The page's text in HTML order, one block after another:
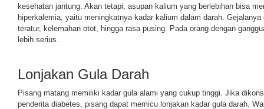
kesehatan jantung. Akan tetapi, asupan kalium yang berlebihan bisa
hiperkalemia, yaitu meningkatnya kadar kalium dalam darah.
teratur, kelemahan otot, hingga rasa pusing. Pada orang dengan
lebih serius.
Lonjakan Gula Darah
Pisang matang memiliki kadar gula alami yang cukup tinggi. Jika
penderita diabetes, pisang dapat memicu lonjakan kadar gula darah.